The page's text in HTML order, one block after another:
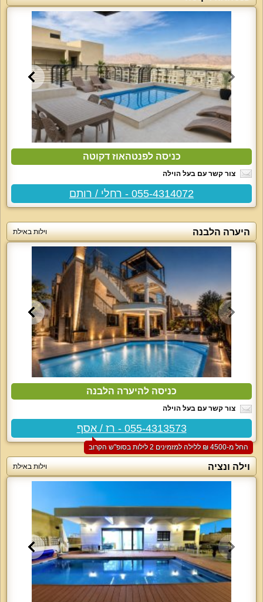
כניסה לפנטהאוז דקוטה
צור קשר עם בעל הוילה
055-4314072 - רחלי / רותם
היערה הלבנה וילות באילת
כניסה להיערה הלבנה
צור קשר עם בעל הוילה
055-4313573 - רז / אסף
החל מ-‏4500 ₪ ללילה למזמינים 2 לילות בסופ"ש הקרוב
וילה ונציה וילות באילת